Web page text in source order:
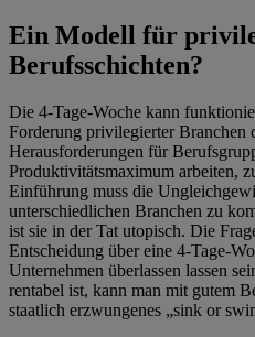
Ein Modell für
Berufsschichten?
Die 4-Tage-Woche kann
Forderung privilegierter Branchen
Herausforderungen für
Produktivitätsmaximum arbeiten,
Einführung muss die
unterschiedlichen Branchen zu
ist sie in der Tat utopisch. Die
Entscheidung über eine 4-Tage-
Unternehmen überlassen lassen
rentabel ist, kann man mit gutem
staatlich erzwungenes „sink or